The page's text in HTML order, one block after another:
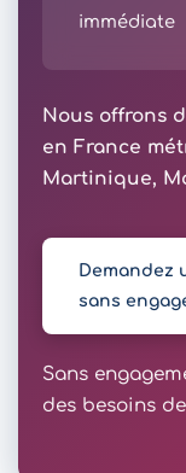
immédiate
Nous offrons
en France
Martinique,
Demandez
sans
Sans
des besoins